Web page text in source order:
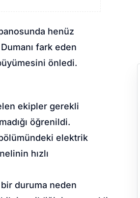
henüz
fark eden
önledi.
ekipler gerekli
öğrenildi.
elektrik
hızlı
duruma neden